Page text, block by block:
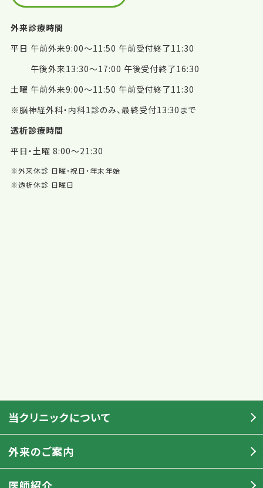
外来診療時間
平日 午前外来9:00～11:50 午前受付終了11:30
午後外来13:30～17:00 午後受付終了16:30
土曜 午前外来9:00～11:50 午前受付終了11:30
※脳神経外科・内科1診のみ、最終受付13:30まで
透析診療時間
平日・土曜 8:00～21:30
※外来休診 日曜・祝日・年末年始
※透析休診 日曜日
当クリニックについて
外来のご案内
医師紹介